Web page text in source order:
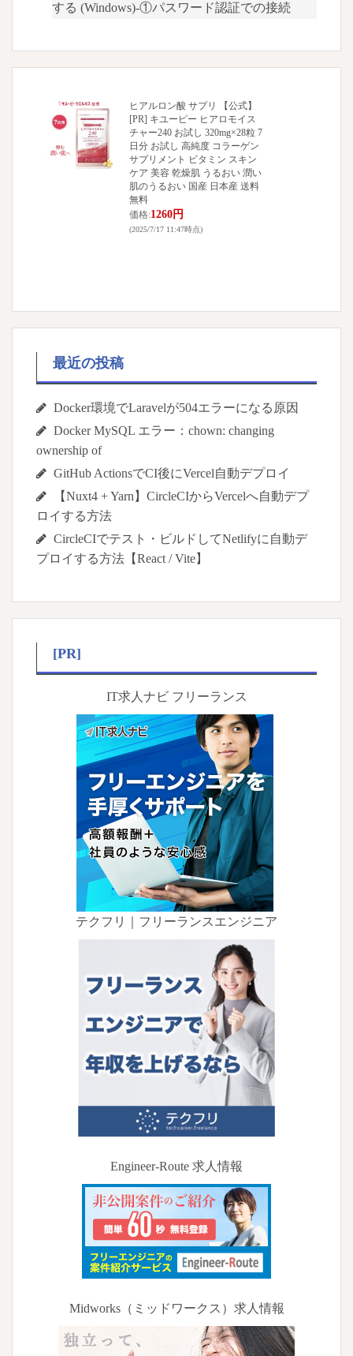
する (Windows)-①パスワード認証での接続
ヒアルロン酸 サプリ 【公式】
[PR] キユーピー ヒアロモイス
チャー240 お試し 320mg×28粒 7
日分 お試し 高純度 コラーゲン
サプリメント ビタミン スキン
ケア 美容 乾燥肌 うるおい 潤い
肌のうるおい 国産 日本産 送料
無料
価格:1260円
(2025/7/17 11:47時点)
最近の投稿
Docker環境でLaravelが504エラーになる原因
Docker MySQL エラー：chown: changing
ownership of
GitHub ActionsでCI後にVercel自動デプロイ
【Nuxt4 + Yarn】CircleCIからVercelへ自動デプ
ロイする方法
CircleCIでテスト・ビルドしてNetlifyに自動デ
プロイする方法【React / Vite】
[PR]
IT求人ナビ フリーランス
テクフリ｜フリーランスエンジニア
Engineer-Route 求人情報
Midworks（ミッドワークス）求人情報